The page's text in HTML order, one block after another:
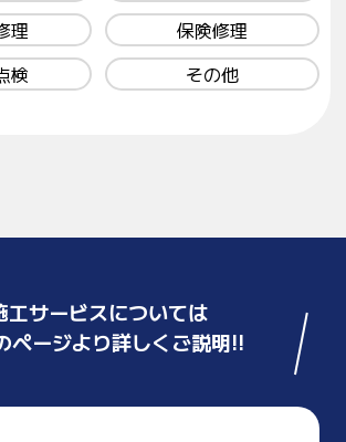
理
保険修理
検
その他
工サービスについては
ページより詳しくご説明!!